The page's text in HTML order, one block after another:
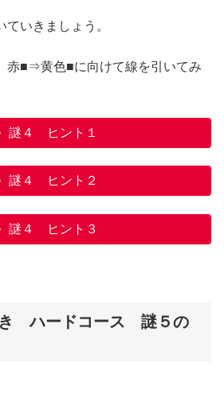
いきましょう。
赤■⇒黄色■に向けて線を引いてみ
謎４ ヒント１
謎４ ヒント２
謎４ ヒント３
き ハードコース 謎５の